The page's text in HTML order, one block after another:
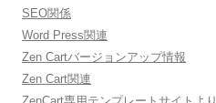
SEO関係
Word Press関連
Zen Cartバージョンアップ情報
Zen Cart関連